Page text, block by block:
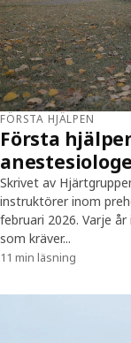
FÖRSTA HJÄLPEN
Första
Skrivet av
instruktörer inom
februari 2026. Varje
som kräver...
11 min läsning